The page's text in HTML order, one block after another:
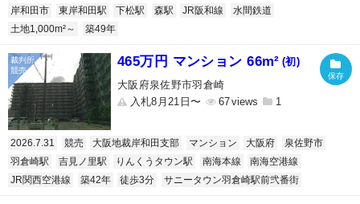
岸和田市
東岸和田駅 下松駅 森駅 JR阪和線
水間鉄道
土地1,000m²～
築49年
465万円 マンション 66m² (初)
大阪府泉佐野市羽倉崎
入札8月21日〜
67 1
2026.7.31 競売 大阪地裁岸和田支部 マンション 大阪府
泉佐野市
羽倉崎駅
吉見ノ里駅 りんくうタウン駅 南海本線
南海空港線
JR関西空港線
築42年 徒歩3分 サニータウン羽倉崎駅前弐番街